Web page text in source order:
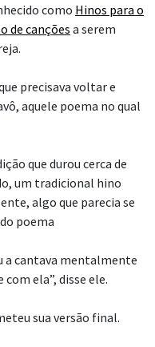
como Hinos para o
de canções a serem
precisava voltar e
aquele poema no qual
que durou cerca de
um tradicional hino
algo que parecia se
poema
a cantava mentalmente
ela”, disse ele.
sua versão final.